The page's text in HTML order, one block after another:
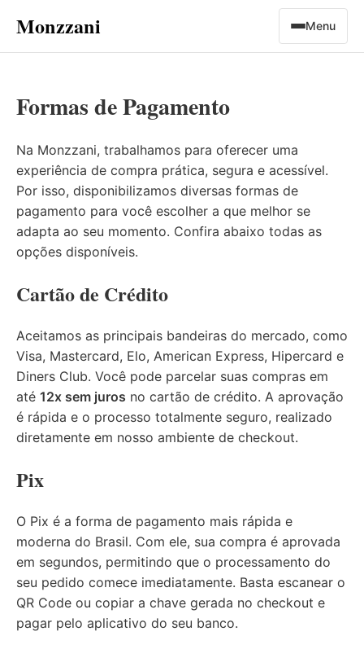
Monzzani Menu
Formas de Pagamento
Na Monzzani, trabalhamos para oferecer uma
experiência de compra prática, segura e acessível.
Por isso, disponibilizamos diversas formas de
pagamento para você escolher a que melhor se
adapta ao seu momento. Confira abaixo todas as
opções disponíveis.
Cartão de Crédito
Aceitamos as principais bandeiras do mercado, como
Visa, Mastercard, Elo, American Express, Hipercard e
Diners Club. Você pode parcelar suas compras em
até 12x sem juros no cartão de crédito. A aprovação
é rápida e o processo totalmente seguro, realizado
diretamente em nosso ambiente de checkout.
Pix
O Pix é a forma de pagamento mais rápida e
moderna do Brasil. Com ele, sua compra é aprovada
em segundos, permitindo que o processamento do
seu pedido comece imediatamente. Basta escanear o
QR Code ou copiar a chave gerada no checkout e
pagar pelo aplicativo do seu banco.